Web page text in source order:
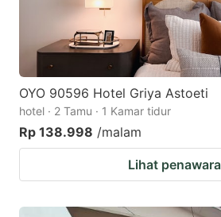
OYO 90596 Hotel Griya Astoeti
hotel · 2 Tamu · 1 Kamar tidur
Rp 138.998 /malam
Lihat